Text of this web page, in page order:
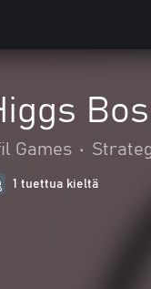
Games •
1 tuettua kieltä